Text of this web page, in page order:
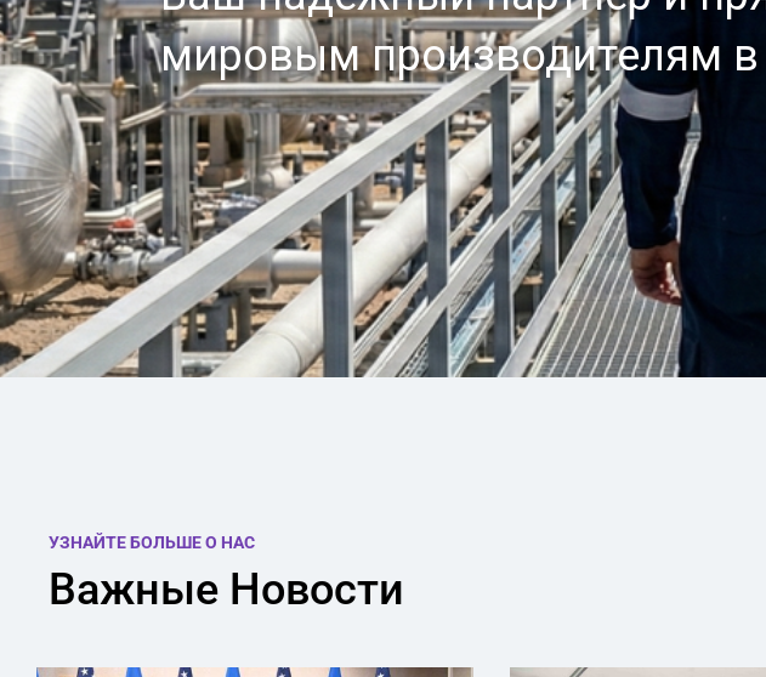
Ваш надежный партнёр и
мировым производителям в
УЗНАЙТЕ БОЛЬШЕ О НАС
Важные Новости